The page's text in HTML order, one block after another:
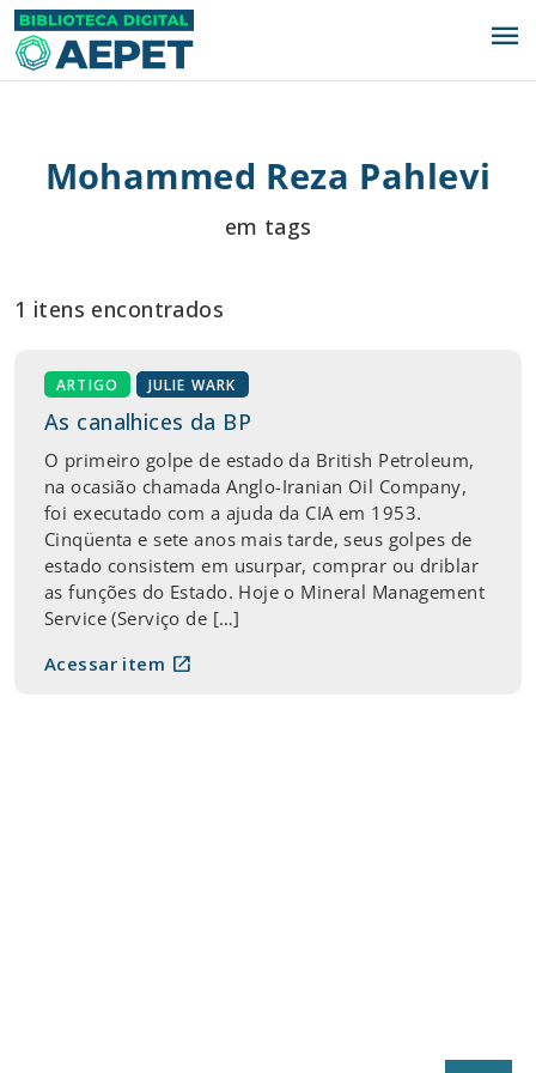
menu
Mohammed Reza Pahlevi
em tags
1 itens encontrados
ARTIGO JULIE WARK
As canalhices da BP
O primeiro golpe de estado da British Petroleum,
na ocasião chamada Anglo-Iranian Oil Company,
foi executado com a ajuda da CIA em 1953.
Cinqüenta e sete anos mais tarde, seus golpes de
estado consistem em usurpar, comprar ou driblar
as funções do Estado. Hoje o Mineral Management
Service (Serviço de […]
Acessar item open_in_new